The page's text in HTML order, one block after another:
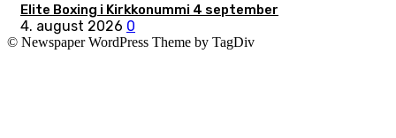
Elite Boxing i Kirkkonummi 4 september
4. august 2026 0
© Newspaper WordPress Theme by TagDiv